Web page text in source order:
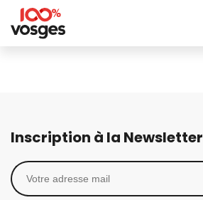
Inscription à la Newsletter